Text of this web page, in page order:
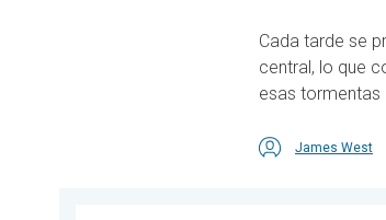
Cada tarde se
central, lo que
esas tormentas
James West